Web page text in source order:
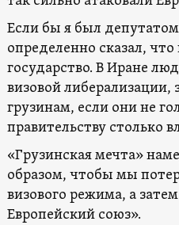
Если бы я был
определенно сказал,
государство. В Иране
визовой либерализации,
грузинам, если они не
правительству столько
«Грузинская мечта»
образом, чтобы мы
визового режима, а
Европейский союз».